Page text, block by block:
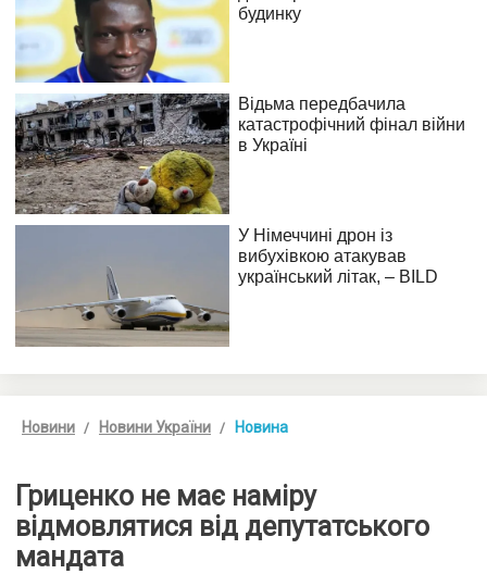
Новини Новини України Новина
Гриценко не має наміру
відмовлятися від депутатського
мандата